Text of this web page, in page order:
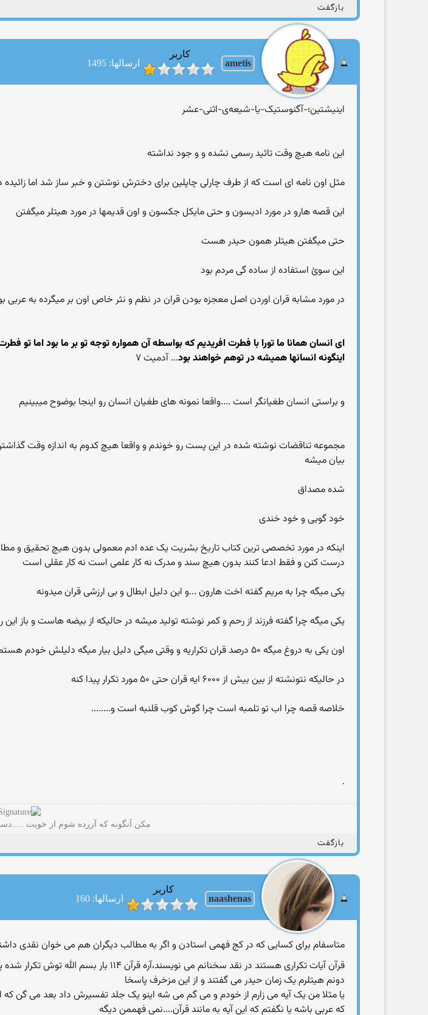
بازگفت
ametis
کاربر
ارسالها: 1495
اینیشتین؛-آگنوستیک-یا-شیعه‌ی-اثنی-عشر
این نامه هیچ وقت تائید رسمی نشده و و جود نداشته
مثل اون نامه ای است که از طرف چارلی چاپلین برای دخترش نوشتن و خبر ساز شد اما زائیده
این قصه هارو در مورد ادیسون و حتی مایکل جکسون و اون قدیمها در مورد هیتلر میگفتن
حتی میگفتن هیتلر همون حیدر هست
این سوئ استفاده از ساده گی مردم بود
در مورد مشابه قران اوردن اصل معجزه بودن قران در نظم و نثر خاص اون بر میگرده به عربی
ای انسان همانا ما تورا با فطرت افریدیم که بواسطه آن همواره توجه تو بر ما بود اما
اینگونه انسانها همیشه در توهم خواهند بود... آدمیت ۷
و براستی انسان طغیانگر است ....واقعا نمونه های طغیان انسان رو اینجا بوضوح میبینیم
مجموعه تناقضات نوشته شده در این پست رو خوندم و واقعا هیچ کدوم به اندازه وقت
بیان میشه
شده مصداق
خود گویی و خود خندی
اینکه در مورد تخصصی ترین کتاب تاریخ بشریت یک عده ادم معمولی بدون هیچ تحقیق و
درست کنن و فقط ادعا کنند بدون هیچ سند و مدرک نه کار علمی است نه کار عقلی است
یکی میگه چرا به مریم گفته اخت هارون ...و این دلیل ابطال و بی ارزشی قران میدونه
یکی میگه چرا گفته فرزند از رحم و کمر نوشته تولید میشه در حالیکه از بیضه هاست و باز این
اون یکی به دروغ میگه ۵۰ درصد قران تکراریه و وقتی میگی دلیل بیار میگه دلیلش خودم هستم
در حالیکه نتونشته از بین بیش از ۶۰۰۰ ایه قران حتی ۵۰ مورد تکرار پیدا کنه
خلاصه قصه چرا اب تو تلمبه است چرا گوش کوب قلنبه است و........
.
مکن آنگونه که آزرده شوم از خویت
بازگفت
naashenas
کاربر
ارسالها: 160
متاسفام برای کسایی که در کج فهمی استادن و اگر به مطالب دیگران هم می خوان نقدی
قرآن آیات تکراری هستند در نقد سخنانم می نویسند،آره قرآن ۱۱۴ بار بسم الله توش تکرار شده پس این می شه ۲۷۰ درصد تکرار آیات
دونم هیتلرم یک زمان حیدر می گفتند و از این مزخرف پاسخا
یا مثلا من یک آیه می زارم از خودم و می گم می شه اینو یک جلد تفسیرش داد بعد می گن که
که عربی باشه یا نگفتم که این آیه به مانند قرآن....نمی فهممن دیگه